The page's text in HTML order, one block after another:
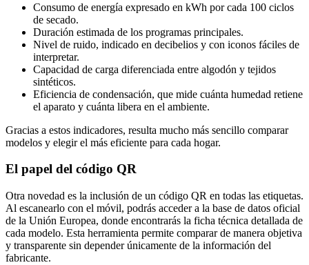
Consumo de energía expresado en kWh por cada 100 ciclos
de secado.
Duración estimada de los programas principales.
Nivel de ruido, indicado en decibelios y con iconos fáciles de
interpretar.
Capacidad de carga diferenciada entre algodón y tejidos
sintéticos.
Eficiencia de condensación, que mide cuánta humedad retiene
el aparato y cuánta libera en el ambiente.
Gracias a estos indicadores, resulta mucho más sencillo comparar
modelos y elegir el más eficiente para cada hogar.
El papel del código QR
Otra novedad es la inclusión de un código QR en todas las etiquetas.
Al escanearlo con el móvil, podrás acceder a la base de datos oficial
de la Unión Europea, donde encontrarás la ficha técnica detallada de
cada modelo. Esta herramienta permite comparar de manera objetiva
y transparente sin depender únicamente de la información del
fabricante.